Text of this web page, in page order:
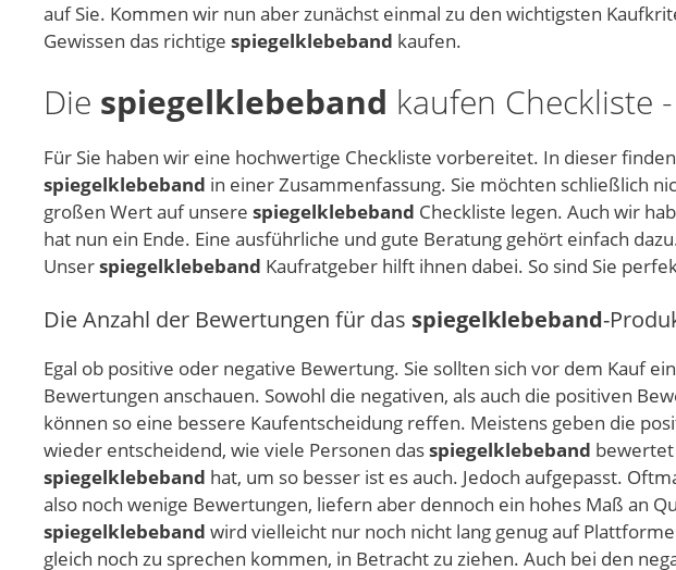
auf Sie. Kommen wir nun aber zunächst einmal zu den wichtigsten
Gewissen das richtige spiegelklebeband kaufen.
Die spiegelklebeband kaufen Checkliste
Für Sie haben wir eine hochwertige Checkliste vorbereitet. In dieser
spiegelklebeband in einer Zusammenfassung. Sie möchten schließlich
großen Wert auf unsere spiegelklebeband Checkliste legen. Auch wir
hat nun ein Ende. Eine ausführliche und gute Beratung gehört einfach
Unserspiegelklebeband Kaufratgeber hilft ihnen dabei. So sind Sie
Die Anzahl der Bewertungen für das spiegelklebeband-
Egal ob positive oder negative Bewertung. Sie sollten sich vor dem Kauf
Bewertungen anschauen. Sowohl die negativen, als auch die positiven
können so eine bessere Kaufentscheidung reffen. Meistens geben die
wieder entscheidend, wie viele Personen dasspiegelklebeband bewertet
spiegelklebeband hat, um so besser ist es auch. Jedoch aufgepasst.
also noch wenige Bewertungen, liefern aber dennoch ein hohes Maß an
spiegelklebeband wird vielleicht nur noch nicht lang genug auf
gleich noch zu sprechen kommen, in Betracht zu ziehen. Auch bei den